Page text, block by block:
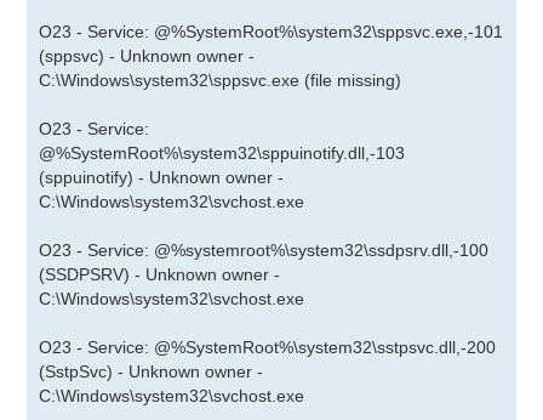
O23 - Service: @%SystemRoot%\system32\sppsvc.exe,-101
(sppsvc) - Unknown owner -
C:\Windows\system32\sppsvc.exe (file missing)
O23 - Service:
@%SystemRoot%\system32\sppuinotify.dll,-103
(sppuinotify) - Unknown owner -
C:\Windows\system32\svchost.exe
O23 - Service: @%systemroot%\system32\ssdpsrv.dll,-100
(SSDPSRV) - Unknown owner -
C:\Windows\system32\svchost.exe
O23 - Service: @%SystemRoot%\system32\sstpsvc.dll,-200
(SstpSvc) - Unknown owner -
C:\Windows\system32\svchost.exe